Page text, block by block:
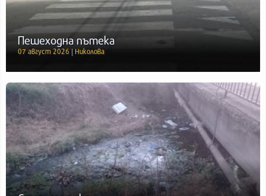
Пешеходна пътека
07 август 2026 | Николова